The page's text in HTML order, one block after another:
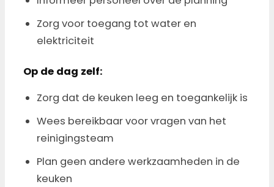
Zorg voor toegang tot water en
elektriciteit
Op de dag zelf:
Zorg dat de keuken leeg en toegankelijk is
Wees bereikbaar voor vragen van het
reinigingsteam
Plan geen andere werkzaamheden in de
keuken